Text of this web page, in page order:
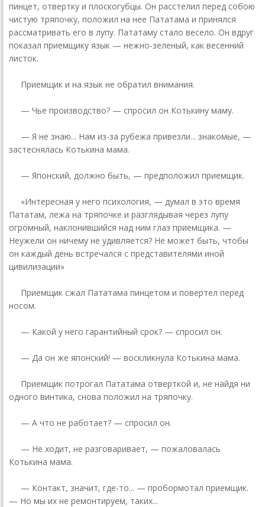
пинцет, отвертку и плоскогубцы. Он расстелил перед собою
чистую тряпочку, положил на нее Пататама и принялся
рассматривать его в лупу. Пататаму стало весело. Он вдруг
показал приемщику язык — нежно-зеленый, как весенний
листок.
Приемщик и на язык не обратил внимания.
— Чье производство? — спросил он Котькину маму.
— Я не знаю... Нам из-за рубежа привезли... знакомые, —
застеснялась Котькина мама.
— Японский, должно быть, — предположил приемщик.
«Интересная у него психология, — думал в это время
Пататам, лежа на тряпочке и разглядывая через лупу
огромный, наклонившийся над ним глаз приемщика. —
Неужели он ничему не удивляется? Не может быть, чтобы
он каждый день встречался с представителями иной
цивилизации»
Приемщик сжал Пататама пинцетом и повертел перед
носом.
— Какой у него гарантийный срок? — спросил он.
— Да он же японский! — воскликнула Котькина мама.
Приемщик потрогал Пататама отверткой и, не найдя ни
одного винтика, снова положил на тряпочку.
— А что не работает? — спросил он.
— Не ходит, не разговаривает, — пожаловалась
Котькина мама.
— Контакт, значит, где-то... — пробормотал приемщик.
— Но мы их не ремонтируем, таких...